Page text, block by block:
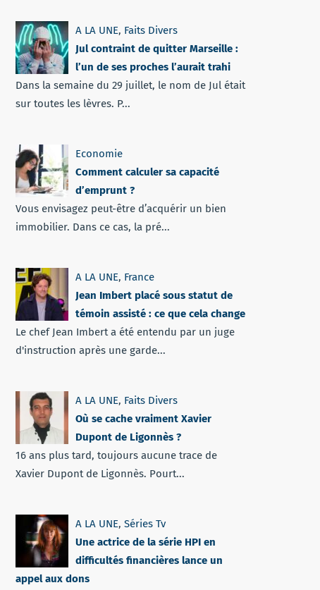
A LA UNE, Faits Divers
Jul contraint de quitter Marseille :
l’un de ses proches l’aurait trahi
Dans la semaine du 29 juillet, le nom de Jul était
sur toutes les lèvres. P...
Economie
Comment calculer sa capacité
d’emprunt ?
Vous envisagez peut-être d’acquérir un bien
immobilier. Dans ce cas, la pré...
A LA UNE, France
Jean Imbert placé sous statut de
témoin assisté : ce que cela change
Le chef Jean Imbert a été entendu par un juge
d'instruction après une garde...
A LA UNE, Faits Divers
Où se cache vraiment Xavier
Dupont de Ligonnès ?
16 ans plus tard, toujours aucune trace de
Xavier Dupont de Ligonnès. Pourt...
A LA UNE, Séries Tv
Une actrice de la série HPI en
difficultés financières lance un
appel aux dons